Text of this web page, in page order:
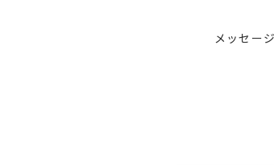
メッセージ